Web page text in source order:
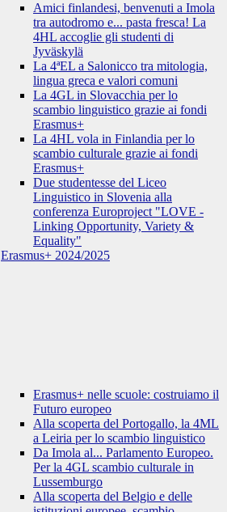
Amici finlandesi, benvenuti a Imola
tra autodromo e... pasta fresca! La
4HL accoglie gli studenti di
Jyväskylä
La 4ªEL a Salonicco tra mitologia,
lingua greca e valori comuni
La 4GL in Slovacchia per lo
scambio linguistico grazie ai fondi
Erasmus+
La 4HL vola in Finlandia per lo
scambio culturale grazie ai fondi
Erasmus+
Due studentesse del Liceo
Linguistico in Slovenia alla
conferenza Europroject "LOVE -
Linking Opportunity, Variety &
Equality"
Erasmus+ 2024/2025
Erasmus+ nelle scuole: costruiamo il
Futuro europeo
Alla scoperta del Portogallo, la 4ML
a Leiria per lo scambio linguistico
Da Imola al... Parlamento Europeo.
Per la 4GL scambio culturale in
Lussemburgo
Alla scoperta del Belgio e delle